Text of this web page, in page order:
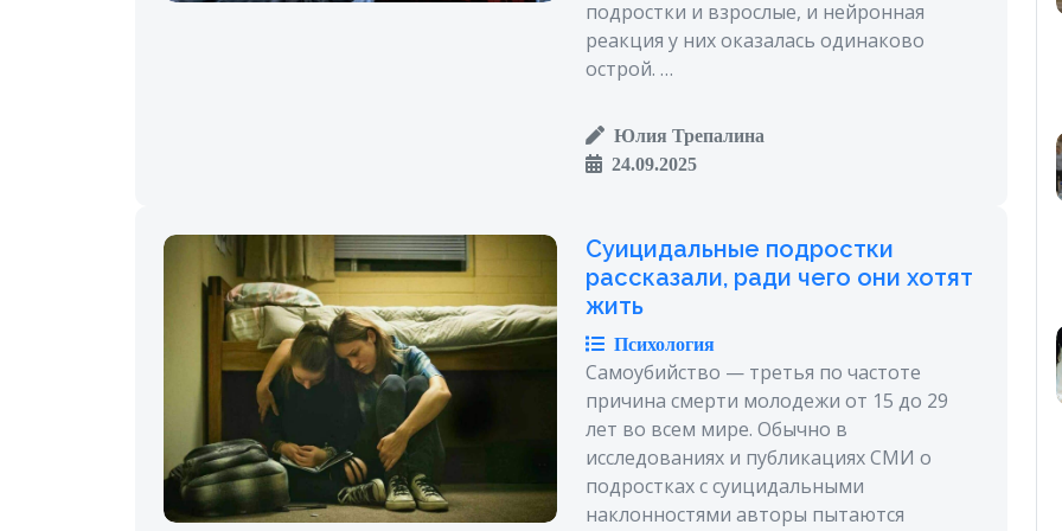
подростки и взрослые, и нейронная
реакция у них оказалась одинаково
острой. …
Юлия Трепалина
24.09.2025
Суицидальные подростки
рассказали, ради чего они хотят
жить
Психология
Самоубийство — третья по частоте
причина смерти молодежи от 15 до 29
лет во всем мире. Обычно в
исследованиях и публикациях СМИ о
подростках с суицидальными
наклонностями авторы пытаются